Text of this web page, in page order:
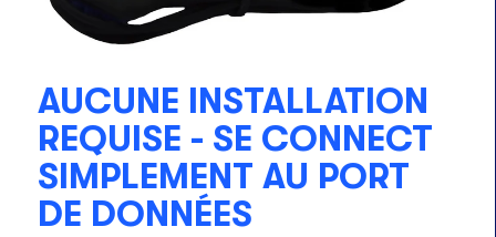
AUCUNE INSTALLATION
REQUISE - SE CONNECT
SIMPLEMENT AU PORT
DE DONNÉES